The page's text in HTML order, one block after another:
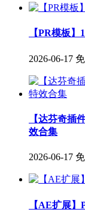
【PR模板
2026-06-17
【达芬奇插
效合集
2026-06-17
【AE扩展